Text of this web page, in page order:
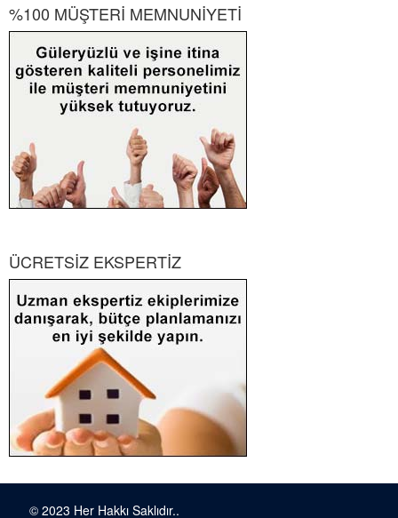
%100 MÜŞTERİ MEMNUNİYETİ
ÜCRETSİZ EKSPERTİZ
© 2023 Her Hakkı Saklıdır..